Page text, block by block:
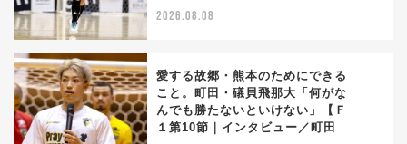
2026.08.08
愛する故郷・熊本のためにできる
こと。町田・礒貝飛那大「何がな
んでも勝たないといけない」【Ｆ
１第10節｜インタビュー／町田